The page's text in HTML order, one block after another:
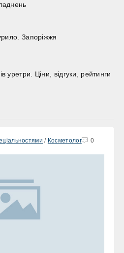
Запоріжжя
уретри. Ціни, відгуки, рейтинги
/ Косметолог 0